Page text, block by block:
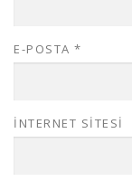
E-POSTA *
İNTERNET SITESI